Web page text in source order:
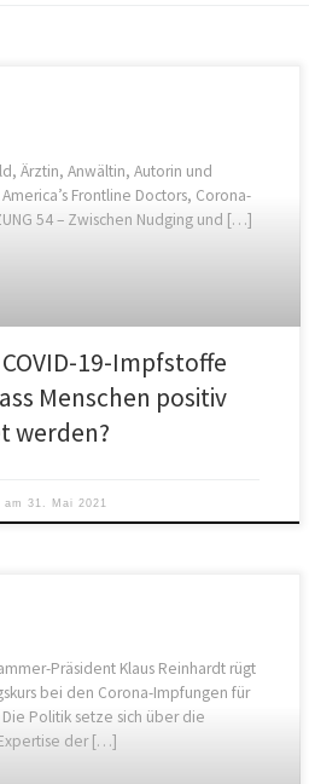
Ärztin, Anwältin, Autorin und
Frontline Doctors, Corona-
54 – Zwischen Nudging und […]
19-Impfstoffe
Menschen positiv
werden?
am31. Mai 2021
Präsident Klaus Reinhardt rügt
bei den Corona-Impfungen für
Politik setze sich über die
der […]